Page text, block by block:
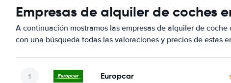
Empresas de alquiler de coches
A continuación mostramos las empresas de alquiler de
con una búsqueda todas las valoraciones y precios de estas
Europcar